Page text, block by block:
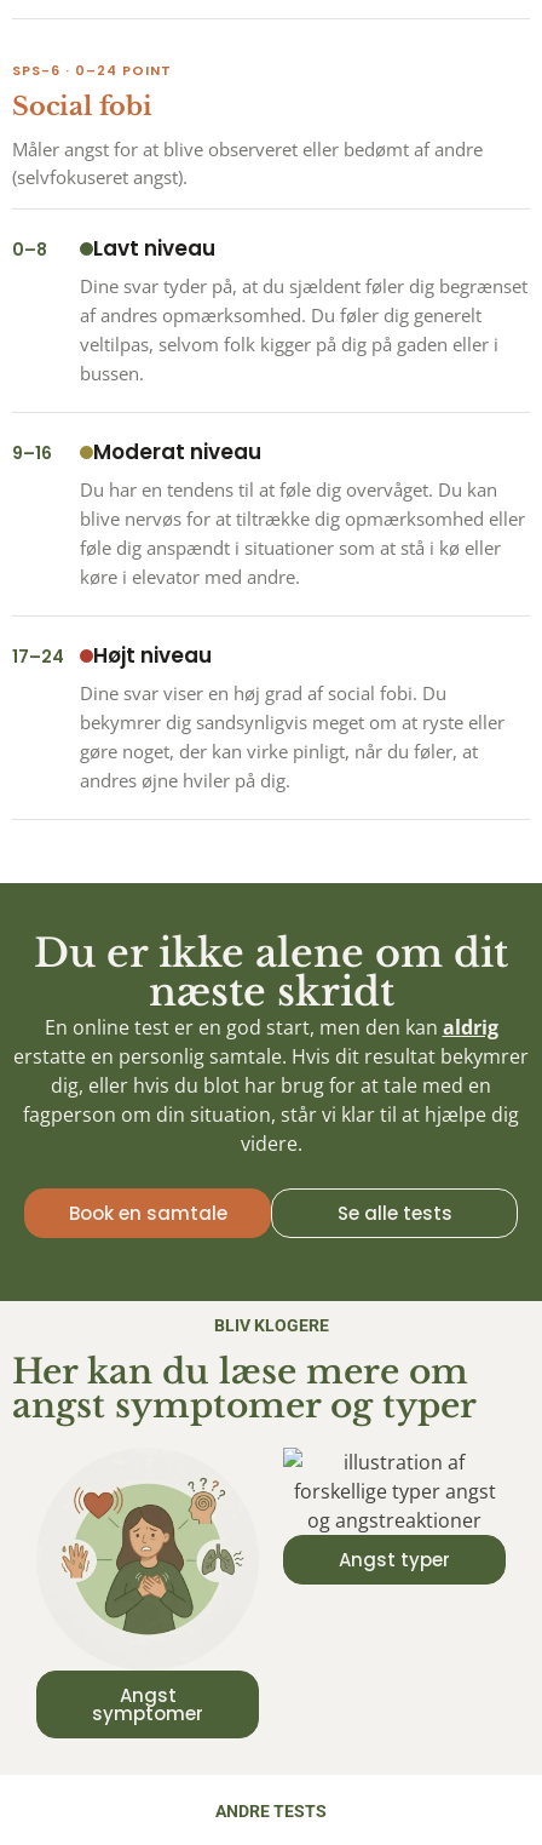
SPS-6 · 0–24 POINT
Social fobi
Måler angst for at blive observeret eller bedømt af andre
(selvfokuseret angst).
0–8 Lavt niveau
Dine svar tyder på, at du sjældent føler dig begrænset
af andres opmærksomhed. Du føler dig generelt
veltilpas, selvom folk kigger på dig på gaden eller i
bussen.
9–16 Moderat niveau
Du har en tendens til at føle dig overvåget. Du kan
blive nervøs for at tiltrække dig opmærksomhed eller
føle dig anspændt i situationer som at stå i kø eller
køre i elevator med andre.
17–24 Højt niveau
Dine svar viser en høj grad af social fobi. Du
bekymrer dig sandsynligvis meget om at ryste eller
gøre noget, der kan virke pinligt, når du føler, at
andres øjne hviler på dig.
Du er ikke alene om dit
næste skridt
En online test er en god start, men den kan aldrig
erstatte en personlig samtale. Hvis dit resultat bekymrer
dig, eller hvis du blot har brug for at tale med en
fagperson om din situation, står vi klar til at hjælpe dig
videre.
Book en samtale Se alle tests
BLIV KLOGERE
Her kan du læse mere om
angst symptomer og typer
Angst
symptomer
Angst typer
ANDRE TESTS